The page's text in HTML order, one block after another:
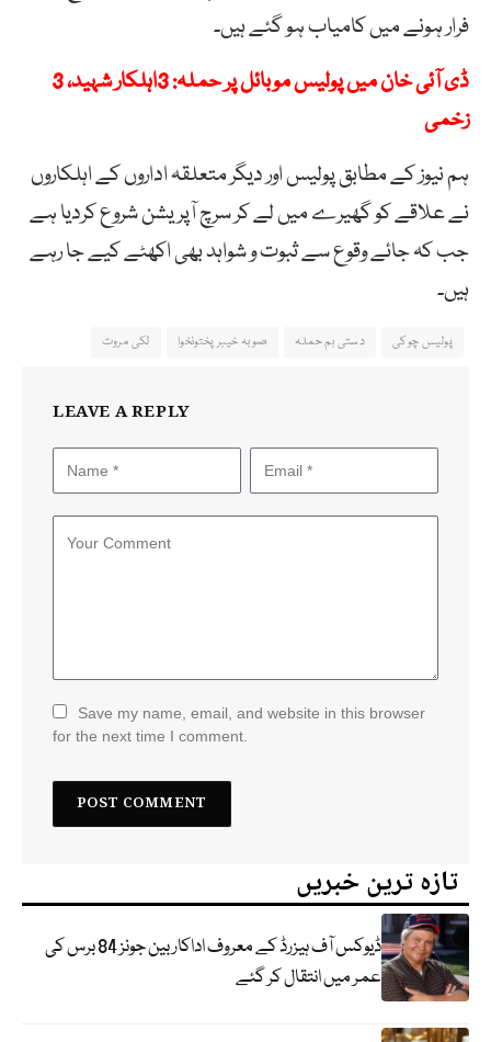
فرار ہونے میں کامیاب ہو گئے ہیں۔
ڈی آئی خان میں پولیس موبائل پر حملہ: 3اہلکار شہید، 3
زخمی
ہم نیوز کے مطابق پولیس اور دیگر متعلقہ اداروں کے اہلکاروں
نے علاقے کو گھیرے میں لے کر سرچ آپریشن شروع کردیا ہے
جب کہ جائے وقوع سے ثبوت و شواہد بھی اکھٹے کیے جا رہے
ہیں۔
پولیس چوکی دستی بم حملہ صوبہ خیبرپختونخوا لکی مروت
LEAVE A REPLY
Save my name, email, and website in this browser
for the next time I comment.
تازہ ترین خبریں
ڈیوکس آف ہیزرڈ کے معروف اداکار بین جونز 84 برس کی
عمر میں انتقال کر گئے